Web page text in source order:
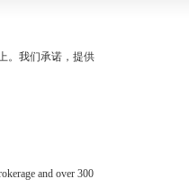
。我们承诺，提供
and over 300